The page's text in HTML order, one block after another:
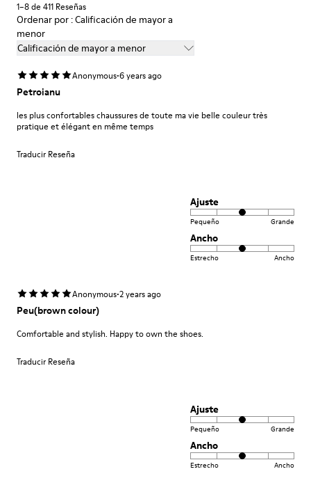
1–8 de 411 Reseñas
Ordenar por : Calificación de mayor a
menor
Calificación de mayor a menor
Anonymous·6 years ago
Petroianu
les plus confortables chaussures de toute ma vie belle couleur très
pratique et élégant en même temps
Traducir Reseña
Ajuste
Pequeño Grande
Ancho
Estrecho Ancho
Anonymous·2 years ago
Peu(brown colour)
Comfortable and stylish. Happy to own the shoes.
Traducir Reseña
Ajuste
Pequeño Grande
Ancho
Estrecho Ancho